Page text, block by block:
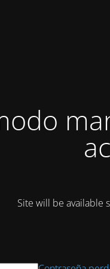
Site will be available